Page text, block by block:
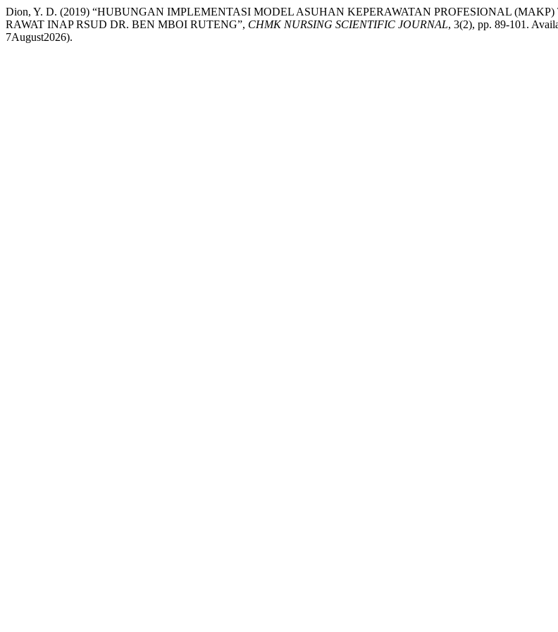
Dion, Y. D. (2019) “HUBUNGAN IMPLEMENTASI MODEL ASUHAN KEPERAWATAN PROFESIONAL
RAWAT INAP RSUD DR. BEN MBOI RUTENG”, CHMK NURSING SCIENTIFIC JOURNAL, 3(2), pp. 89-101.
7August2026).